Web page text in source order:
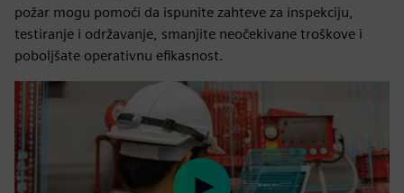
požar mogu pomoći da ispunite zahteve za inspekciju,
testiranje i održavanje, smanjite neočekivane troškove i
poboljšate operativnu efikasnost.